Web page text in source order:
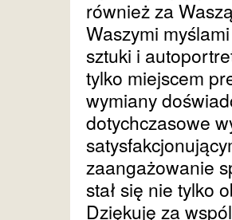
również za
Waszymi
sztuki i
tylko miejscem
wymiany
dotychczasowe
zaangażowanie
stał się nie tylko
Dziękuję za